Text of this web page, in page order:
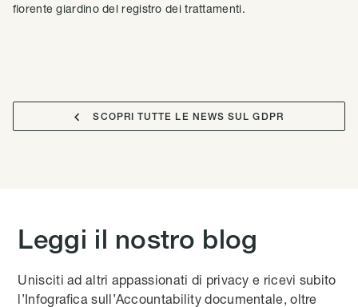
fiorente giardino del registro dei trattamenti.
 SCOPRI TUTTE LE NEWS SUL GDPR
Leggi il nostro blog
Unisciti ad altri appassionati di privacy e ricevi subito
l’Infografica sull’Accountability documentale, oltre